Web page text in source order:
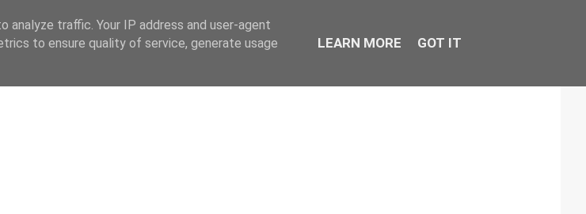
traffic. Your IP address and user-agent
to ensure quality of service, generate usage
LEARN MORE GOT IT